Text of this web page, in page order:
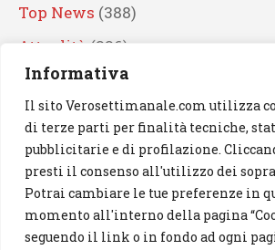
Informativa
Il sito Verosettimanale.com utilizza
di terze parti per finalità tecniche,
pubblicitarie e di profilazione.
presti il consenso all'utilizzo dei
Potrai cambiare le tue preferenze in
momento all'interno della pagina
seguendo il link o in fondo ad ogni
Top News (388)
Attualità (336)
Eventi(330)
Artisti (241)
News(238)
Cerca